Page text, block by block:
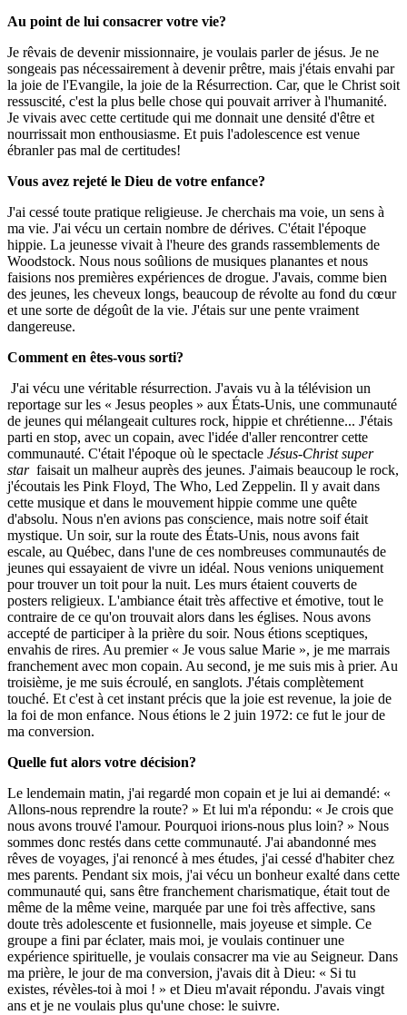
Au point de lui consacrer votre vie?
Je rêvais de devenir missionnaire, je voulais parler de jésus. Je ne
songeais pas nécessairement à devenir prêtre, mais j'étais envahi par
la joie de l'Evangile, la joie de la Résurrection. Car, que le Christ soit
ressuscité, c'est la plus belle chose qui pouvait arriver à l'humanité.
Je vivais avec cette certitude qui me donnait une densité d'être et
nourrissait mon enthousiasme. Et puis l'adolescence est venue
ébranler pas mal de certitudes!
Vous avez rejeté le Dieu de votre enfance?
J'ai cessé toute pratique religieuse. Je cherchais ma voie, un sens à
ma vie. J'ai vécu un certain nombre de dérives. C'était l'époque
hippie. La jeunesse vivait à l'heure des grands rassemblements de
Woodstock. Nous nous soûlions de musiques planantes et nous
faisions nos premières expériences de drogue. J'avais, comme bien
des jeunes, les cheveux longs, beaucoup de révolte au fond du cœur
et une sorte de dégoût de la vie. J'étais sur une pente vraiment
dangereuse.
Comment en êtes-vous sorti?
J'ai vécu une véritable résurrection. J'avais vu à la télévision un
reportage sur les « Jesus peoples » aux États-Unis, une communauté
de jeunes qui mélangeait cultures rock, hippie et chrétienne... J'étais
parti en stop, avec un copain, avec l'idée d'aller rencontrer cette
communauté. C'était l'époque où le spectacle Jésus-Christ super
starfaisait un malheur auprès des jeunes. J'aimais beaucoup le rock,
j'écoutais les Pink Floyd, The Who, Led Zeppelin. Il y avait dans
cette musique et dans le mouvement hippie comme une quête
d'absolu. Nous n'en avions pas conscience, mais notre soif était
mystique. Un soir, sur la route des États-Unis, nous avons fait
escale, au Québec, dans l'une de ces nombreuses communautés de
jeunes qui essayaient de vivre un idéal. Nous venions uniquement
pour trouver un toit pour la nuit. Les murs étaient couverts de
posters religieux. L'ambiance était très affective et émotive, tout le
contraire de ce qu'on trouvait alors dans les églises. Nous avons
accepté de participer à la prière du soir. Nous étions sceptiques,
envahis de rires. Au premier « Je vous salue Marie », je me marrais
franchement avec mon copain. Au second, je me suis mis à prier. Au
troisième, je me suis écroulé, en sanglots. J'étais complètement
touché. Et c'est à cet instant précis que la joie est revenue, la joie de
la foi de mon enfance. Nous étions le 2 juin 1972: ce fut le jour de
ma conversion.
Quelle fut alors votre décision?
Le lendemain matin, j'ai regardé mon copain et je lui ai demandé: «
Allons-nous reprendre la route? » Et lui m'a répondu: « Je crois que
nous avons trouvé l'amour. Pourquoi irions-nous plus loin? » Nous
sommes donc restés dans cette communauté. J'ai abandonné mes
rêves de voyages, j'ai renoncé à mes études, j'ai cessé d'habiter chez
mes parents. Pendant six mois, j'ai vécu un bonheur exalté dans cette
communauté qui, sans être franchement charismatique, était tout de
même de la même veine, marquée par une foi très affective, sans
doute très adolescente et fusionnelle, mais joyeuse et simple. Ce
groupe a fini par éclater, mais moi, je voulais continuer une
expérience spirituelle, je voulais consacrer ma vie au Seigneur. Dans
ma prière, le jour de ma conversion, j'avais dit à Dieu: « Si tu
existes, révèles-toi à moi ! » et Dieu m'avait répondu. J'avais vingt
ans et je ne voulais plus qu'une chose: le suivre.